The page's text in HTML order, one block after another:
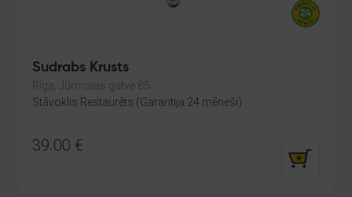
Sudrabs Krusts
Rīga, Jūrmalas gatve 85
Stāvoklis Restaurēts (Garantija 24 mēneši)
39.00 €